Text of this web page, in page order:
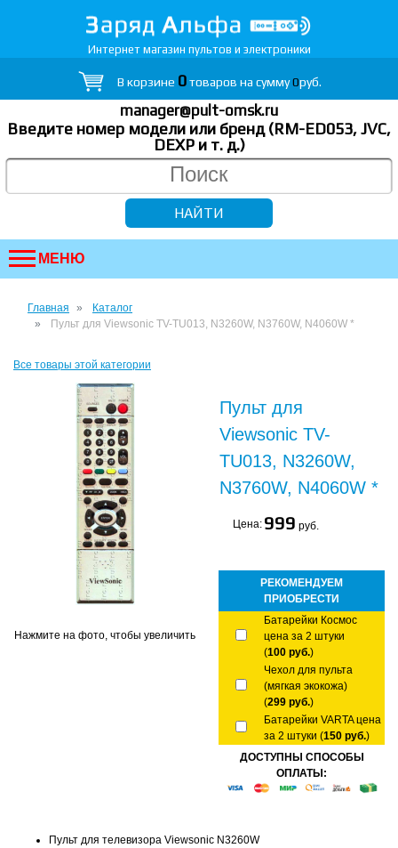
Интернет магазин пультов и электроники
В корзине 0товаров на сумму0руб.
manager@pult-omsk.ru
Введите номер модели или бренд (RM-ED053, JVC,
DEXP и т. д.)
МЕНЮ
Главная
Каталог
Пульт для Viewsonic TV-TU013, N3260W, N3760W, N4060W *
Все товары этой категории
Нажмите на фото, чтобы увеличить
Пульт для
Viewsonic TV-
TU013, N3260W,
N3760W, N4060W *
Цена: 999 руб.
РЕКОМЕНДУЕМ
ПРИОБРЕСТИ
Батарейки Космос
цена за 2 штуки
(100 руб.)
Чехол для пульта
(мягкая экокожа)
(299 руб.)
Батарейки VARTA цена
за 2 штуки (150 руб.)
ДОСТУПНЫ СПОСОБЫ
ОПЛАТЫ:
Пульт для телевизора Viewsonic N3260W